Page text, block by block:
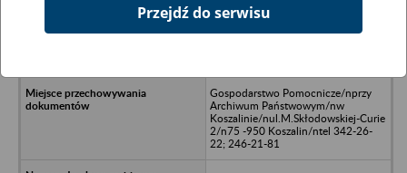
CEPELIA potem AGIS Spółdzielnia
Gospodarstwo Pomocnicze/nprzy
Archiwum Państwowym/nw
Koszalinie/nul.M.Skłodowskiej-Curie
2/n75 -950 Koszalin/ntel 342-26-
22; 246-21-81
Przejdź do serwisu